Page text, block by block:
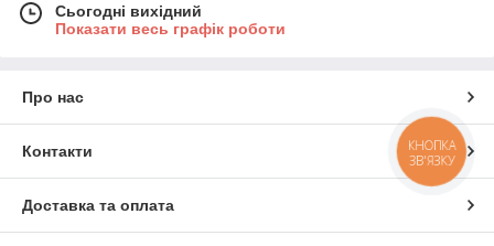
Сьогодні вихідний
Показати весь графік роботи
Про нас
Контакти
Доставка та оплата
КНОПКА
ЗВ'ЯЗКУ